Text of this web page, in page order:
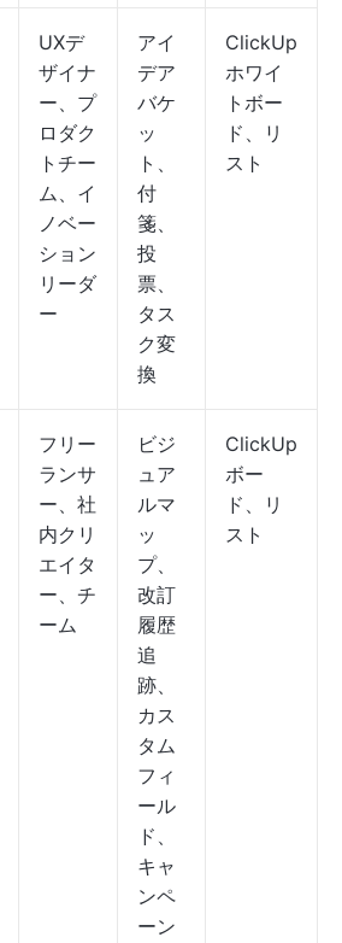
UXデ
ザイナ
ー、プ
ロダク
トチー
ム、イ
ノベー
ション
リーダ
ー
アイ
デア
バケ
ッ
ト、
付
箋、
投
票、
タス
ク変
換
ClickUp
ホワイ
トボー
ド、リ
スト
フリー
ランサ
ー、社
内クリ
エイタ
ー、チ
ーム
ビジ
ュア
ルマ
ッ
プ、
改訂
履歴
追
跡、
カス
タム
フィ
ール
ド、
キャ
ンペ
ーン
ClickUp
ボー
ド、リ
スト